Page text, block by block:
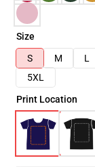
Size
S
M L
5XL
Print Location